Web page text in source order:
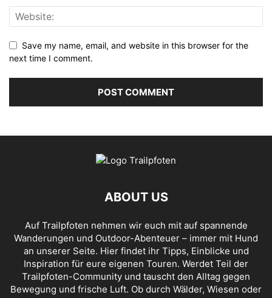
Save my name, email, and website in this browser for the
next time I comment.
ABOUT US
Auf Trailpfoten nehmen wir euch mit auf spannende
Wanderungen und Outdoor-Abenteuer – immer mit Hund
an unserer Seite. Hier findet ihr Tipps, Einblicke und
Inspiration für eure eigenen Touren. Werdet Teil der
Trailpfoten-Community und tauscht den Alltag gegen
Bewegung und frische Luft. Ob durch Wälder, Wiesen oder